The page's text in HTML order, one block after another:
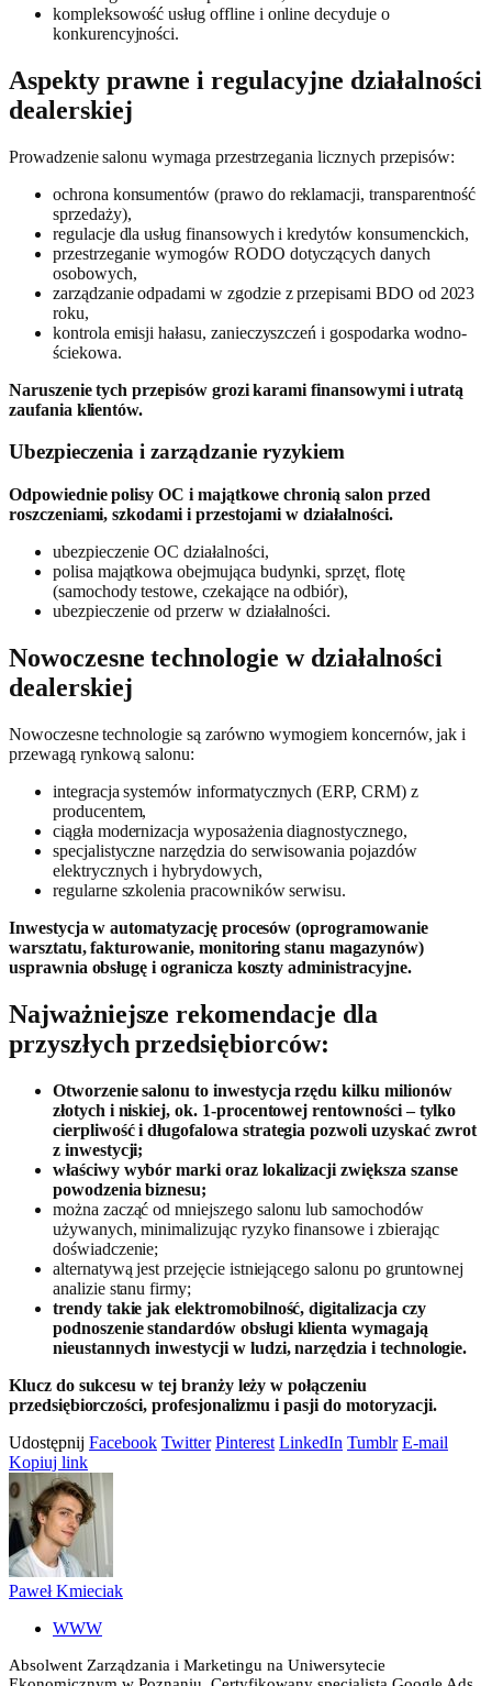
kompleksowość usług offline i online decyduje o
konkurencyjności.
Aspekty prawne i regulacyjne działalności
dealerskiej
Prowadzenie salonu wymaga przestrzegania licznych przepisów:
ochrona konsumentów (prawo do reklamacji, transparentność
sprzedaży),
regulacje dla usług finansowych i kredytów konsumenckich,
przestrzeganie wymogów RODO dotyczących danych
osobowych,
zarządzanie odpadami w zgodzie z przepisami BDO od 2023
roku,
kontrola emisji hałasu, zanieczyszczeń i gospodarka wodno-
ściekowa.
Naruszenie tych przepisów grozi karami finansowymi i utratą
zaufania klientów.
Ubezpieczenia i zarządzanie ryzykiem
Odpowiednie polisy OC i majątkowe chronią salon przed
roszczeniami, szkodami i przestojami w działalności.
ubezpieczenie OC działalności,
polisa majątkowa obejmująca budynki, sprzęt, flotę
(samochody testowe, czekające na odbiór),
ubezpieczenie od przerw w działalności.
Nowoczesne technologie w działalności
dealerskiej
Nowoczesne technologie są zarówno wymogiem koncernów, jak i
przewagą rynkową salonu:
integracja systemów informatycznych (ERP, CRM) z
producentem,
ciągła modernizacja wyposażenia diagnostycznego,
specjalistyczne narzędzia do serwisowania pojazdów
elektrycznych i hybrydowych,
regularne szkolenia pracowników serwisu.
Inwestycja w automatyzację procesów (oprogramowanie
warsztatu, fakturowanie, monitoring stanu magazynów)
usprawnia obsługę i ogranicza koszty administracyjne.
Najważniejsze rekomendacje dla
przyszłych przedsiębiorców:
Otworzenie salonu to inwestycja rzędu kilku milionów
złotych i niskiej, ok. 1-procentowej rentowności – tylko
cierpliwość i długofalowa strategia pozwoli uzyskać zwrot
z inwestycji;
właściwy wybór marki oraz lokalizacji zwiększa szanse
powodzenia biznesu;
można zacząć od mniejszego salonu lub samochodów
używanych, minimalizując ryzyko finansowe i zbierając
doświadczenie;
alternatywą jest przejęcie istniejącego salonu po gruntownej
analizie stanu firmy;
trendy takie jak elektromobilność, digitalizacja czy
podnoszenie standardów obsługi klienta wymagają
nieustannych inwestycji w ludzi, narzędzia i technologie.
Klucz do sukcesu w tej branży leży w połączeniu
przedsiębiorczości, profesjonalizmu i pasji do motoryzacji.
Udostępnij Facebook Twitter Pinterest LinkedIn Tumblr E-mail
Kopiuj link
Paweł Kmieciak
WWW
Absolwent Zarządzania i Marketingu na Uniwersytecie